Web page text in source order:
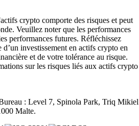
crypto comporte des risques et peut
Veuillez noter que les performances
performances futures. Réfléchissez
investissement en actifs crypto en
et de votre tolérance au risque.
sur les risques liés aux actifs crypto
: Level 7, Spinola Park, Triq Mikiel
Malte.